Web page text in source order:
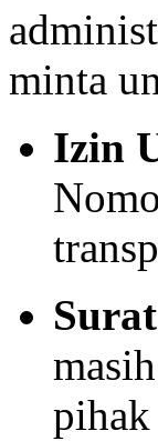
minta
Izin
pihak